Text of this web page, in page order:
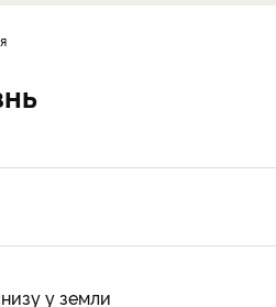
у земли